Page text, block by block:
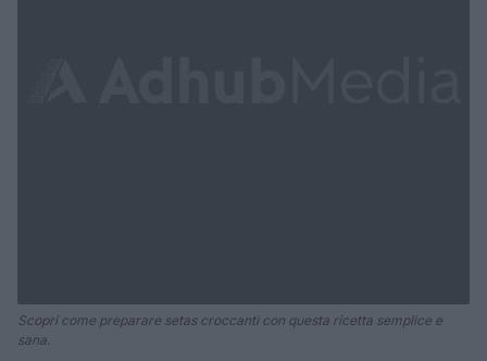
Scopri come preparare setas croccanti con questa ricetta semplice e
sana.